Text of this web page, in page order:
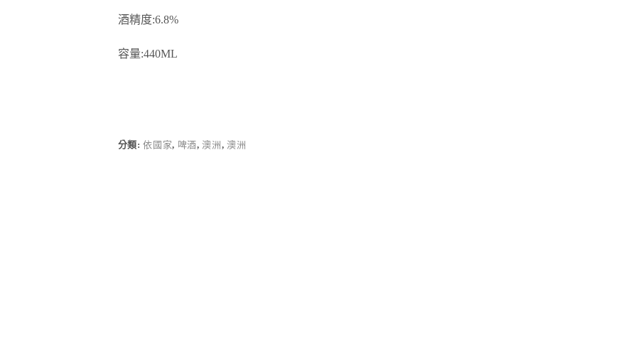
酒精度:6.8%
容量:440ML
分類:依國家, 啤酒,澳洲 , 澳洲